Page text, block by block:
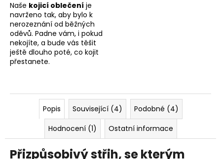
Naše kojicí oblečení je
navrženo tak, aby bylo k
nerozeznání od běžných
oděvů. Padne vám, i pokud
nekojíte, a bude vás těšit
ještě dlouho poté, co kojit
přestanete.
Popis Související (4)
Podobné (4)
Hodnocení (1)
Ostatní informace
Přizpůsobivý střih, se kterým